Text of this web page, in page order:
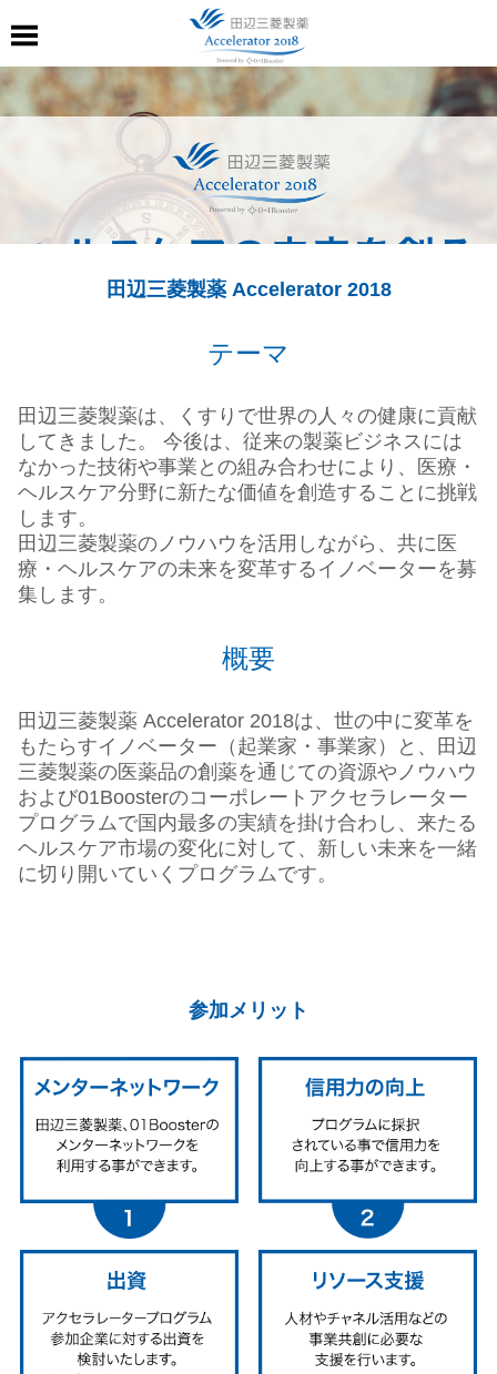
田辺三菱製薬 Accelerator 2018
テーマ
田辺三菱製薬は、くすりで世界の人々の健康に貢献
してきました。 今後は、従来の製薬ビジネスには
なかった技術や事業との組み合わせにより、医療・
ヘルスケア分野に新たな価値を創造することに挑戦
します。
田辺三菱製薬のノウハウを活用しながら、共に医
療・ヘルスケアの未来を変革するイノベーターを募
集します。
概要
田辺三菱製薬 Accelerator 2018は、世の中に変革を
もたらすイノベーター（起業家・事業家）と、田辺
三菱製薬の医薬品の創薬を通じての資源やノウハウ
および01Boosterのコーポレートアクセラレーター
プログラムで国内最多の実績を掛け合わし、来たる
ヘルスケア市場の変化に対して、新しい未来を一緒
に切り開いていくプログラムです。
参加メリット